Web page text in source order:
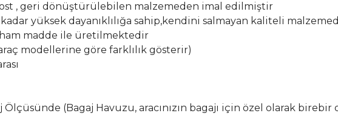
, geri dönüştürülebilen malzemeden imal edilmiştir
kadar yüksek dayanıklılığa sahip,kendini salmayan kaliteli
madde ile üretilmektedir
modellerine göre farklılık gösterir)
(Bagaj Havuzu, aracınızın bagajı için özel olarak